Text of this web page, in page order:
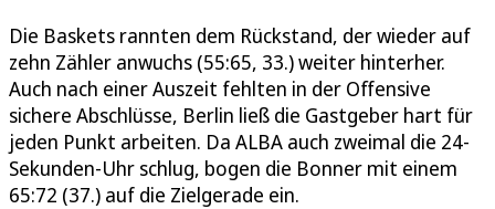
Die Baskets rannten dem Rückstand, der wieder auf
zehn Zähler anwuchs (55:65, 33.) weiter hinterher.
Auch nach einer Auszeit fehlten in der Offensive
sichere Abschlüsse, Berlin ließ die Gastgeber hart für
jeden Punkt arbeiten. Da ALBA auch zweimal die 24-
Sekunden-Uhr schlug, bogen die Bonner mit einem
65:72 (37.) auf die Zielgerade ein.